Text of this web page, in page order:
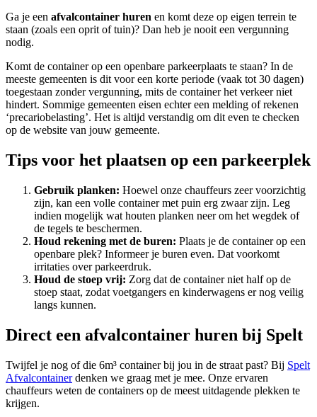
Ga je een afvalcontainer huren en komt deze op eigen terrein te
staan (zoals een oprit of tuin)? Dan heb je nooit een vergunning
nodig.
Komt de container op een openbare parkeerplaats te staan? In de
meeste gemeenten is dit voor een korte periode (vaak tot 30 dagen)
toegestaan zonder vergunning, mits de container het verkeer niet
hindert. Sommige gemeenten eisen echter een melding of rekenen
‘precariobelasting’. Het is altijd verstandig om dit even te checken
op de website van jouw gemeente.
Tips voor het plaatsen op een parkeerplek
Gebruik planken: Hoewel onze chauffeurs zeer voorzichtig
zijn, kan een volle container met puin erg zwaar zijn. Leg
indien mogelijk wat houten planken neer om het wegdek of
de tegels te beschermen.
Houd rekening met de buren: Plaats je de container op een
openbare plek? Informeer je buren even. Dat voorkomt
irritaties over parkeerdruk.
Houd de stoep vrij: Zorg dat de container niet half op de
stoep staat, zodat voetgangers en kinderwagens er nog veilig
langs kunnen.
Direct een afvalcontainer huren bij Spelt
Twijfel je nog of die 6m³ container bij jou in de straat past? Bij Spelt
Afvalcontainerdenken we graag met je mee. Onze ervaren
chauffeurs weten de containers op de meest uitdagende plekken te
krijgen.